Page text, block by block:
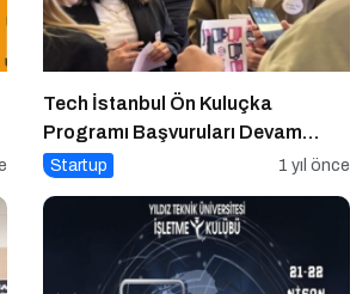
Tech İstanbul Ön Kuluçka
Programı Başvuruları Devam
Ediyor
Startup 1 yıl önce